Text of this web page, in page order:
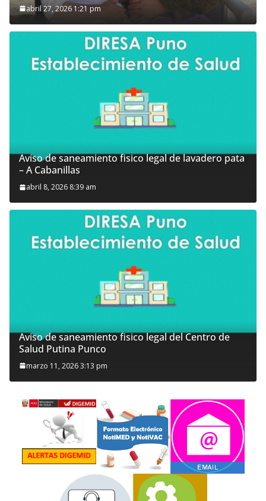
abril 27, 2026 1:21 pm
Aviso de saneamiento fisico legal de lavadero pata
– A Cabanillas
abril 8, 2026 8:39 am
Aviso de saneamiento fisico legal del Centro de
Salud Putina Punco
marzo 11, 2026 3:13 pm